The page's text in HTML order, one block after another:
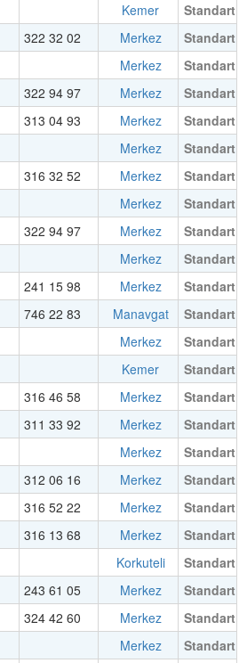
Kemer
Standart
322 32 02 Merkez
Standart
Merkez
Standart
322 94 97 Merkez
Standart
313 04 93 Merkez
Standart
Merkez
Standart
316 32 52 Merkez
Standart
Merkez
Standart
322 94 97 Merkez
Standart
Merkez
Standart
241 15 98 Merkez
Standart
746 22 83 Manavgat
Standart
Merkez
Standart
Kemer
Standart
316 46 58 Merkez
Standart
311 33 92 Merkez
Standart
Merkez
Standart
312 06 16 Merkez
Standart
316 52 22 Merkez
Standart
316 13 68 Merkez
Standart
Korkuteli
Standart
243 61 05 Merkez
Standart
324 42 60 Merkez
Standart
Merkez
Standart